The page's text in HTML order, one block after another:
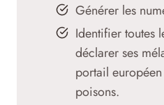
Générer les
Identifier toutes
déclarer ses
portail
poisons.